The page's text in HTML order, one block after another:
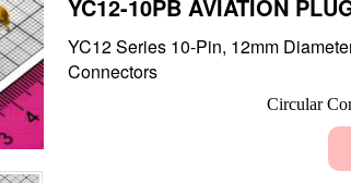
YC12-10PB AVIATION
YC12 Series 10-Pin, 12mm
Connectors
Circular